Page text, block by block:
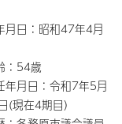
月日：昭和47年4月
：54歳
年月日：令和7年5月
(現在4期目）